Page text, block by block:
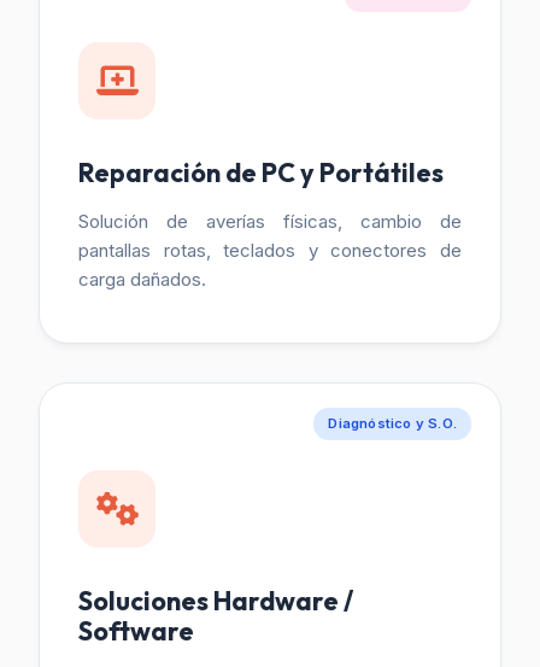
Reparación de PC y Portátiles
Solución de averías físicas, cambio de
pantallas rotas, teclados y conectores de
carga dañados.
Diagnóstico y S.O.
Soluciones Hardware /
Software